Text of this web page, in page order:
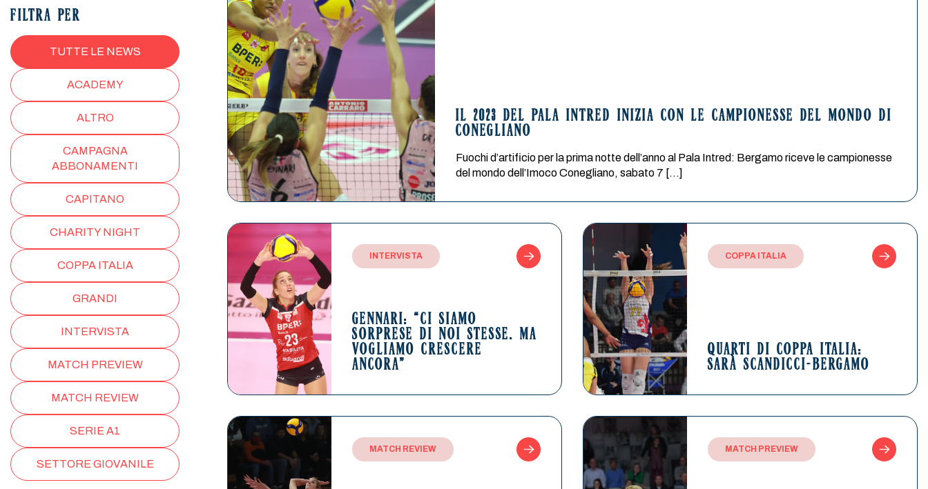
FILTRA PER
TUTTE LE NEWS
ACADEMY
ALTRO
CAMPAGNA
ABBONAMENTI
CAPITANO
CHARITY NIGHT
COPPA ITALIA
GRANDI
INTERVISTA
MATCH PREVIEW
MATCH REVIEW
SERIE A1
SETTORE GIOVANILE
IL 2023 DEL PALA INTRED INIZIA CON LE CAMPIONESSE DEL MONDO DI
CONEGLIANO
Fuochi d’artificio per la prima notte dell’anno al Pala Intred: Bergamo riceve le campionesse
del mondo dell’Imoco Conegliano, sabato 7 […]
INTERVISTA
GENNARI: “CI SIAMO
SORPRESE DI NOI STESSE. MA
VOGLIAMO CRESCERE
ANCORA”
COPPA ITALIA
QUARTI DI COPPA ITALIA:
SARÀ SCANDICCI-BERGAMO
MATCH REVIEW MATCH PREVIEW